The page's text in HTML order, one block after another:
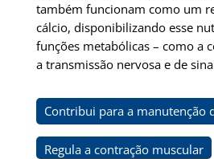
também funcionam como um
cálcio, disponibilizando esse
funções metabólicas – como a
a transmissão nervosa e de
Contribui para a manutenção
Regula a contração muscular